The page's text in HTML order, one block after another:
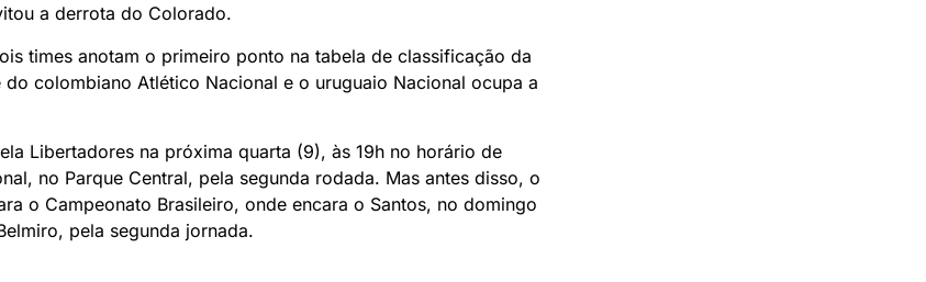
a derrota do Colorado.
times anotam o primeiro ponto na tabela de classificação da
colombiano Atlético Nacional e o uruguaio Nacional ocupa a
Libertadores na próxima quarta (9), às 19h no horário de
no Parque Central, pela segunda rodada. Mas antes disso, o
o Campeonato Brasileiro, onde encara o Santos, no domingo
pela segunda jornada.